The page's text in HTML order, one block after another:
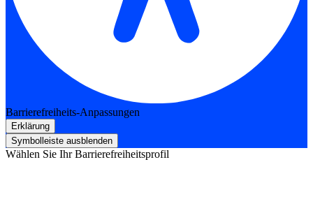
Barrierefreiheits-Anpassungen
Erklärung
Symbolleiste ausblenden
Wählen Sie Ihr Barrierefreiheitsprofil